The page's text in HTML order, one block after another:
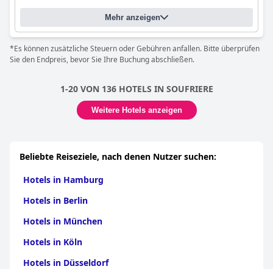
Mehr anzeigen
*Es können zusätzliche Steuern oder Gebühren anfallen. Bitte überprüfen
Sie den Endpreis, bevor Sie Ihre Buchung abschließen.
1-20 VON 136 HOTELS IN SOUFRIERE
Weitere Hotels anzeigen
Beliebte Reiseziele, nach denen Nutzer suchen:
Hotels in Hamburg
Hotels in Berlin
Hotels in München
Hotels in Köln
Hotels in Düsseldorf